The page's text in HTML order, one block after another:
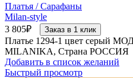
Платья / Сарафаны
Milan-style
3 805₽ Заказ в 1 клик
Платье 1294-1 цвет серый
MILANIKA, Страна РОССИЯ
Добавить в список желаний
Быстрый просмотр